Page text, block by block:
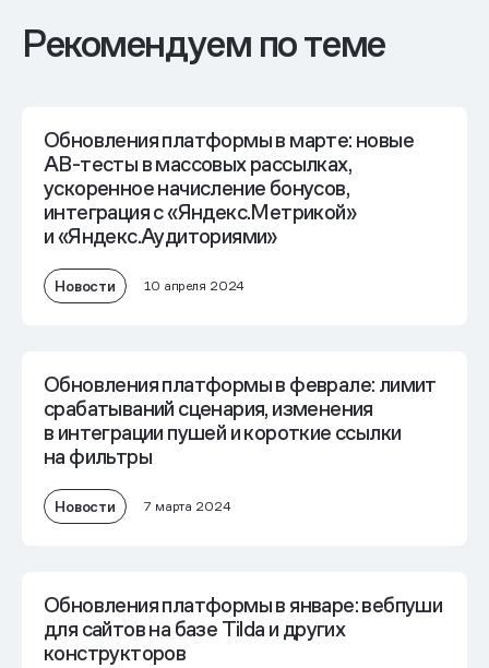
Рекомендуем по теме
Обновления платформы в марте: новые
AB-тесты в массовых рассылках,
ускоренное начисление бонусов,
интеграция с «Яндекс.Метрикой»
и «Яндекс.Аудиториями»
Новости 10 апреля 2024
Обновления платформы в феврале: лимит
срабатываний сценария, изменения
в интеграции пушей и короткие ссылки
на фильтры
Новости 7 марта 2024
Обновления платформы в январе: вебпуши
для сайтов на базе Tilda и других
конструкторов